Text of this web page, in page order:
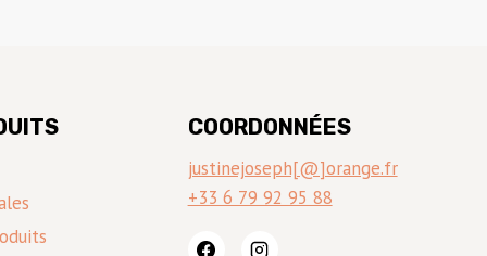
COORDONNÉES
justinejoseph[@]orange.fr
+33 6 79 92 95 88